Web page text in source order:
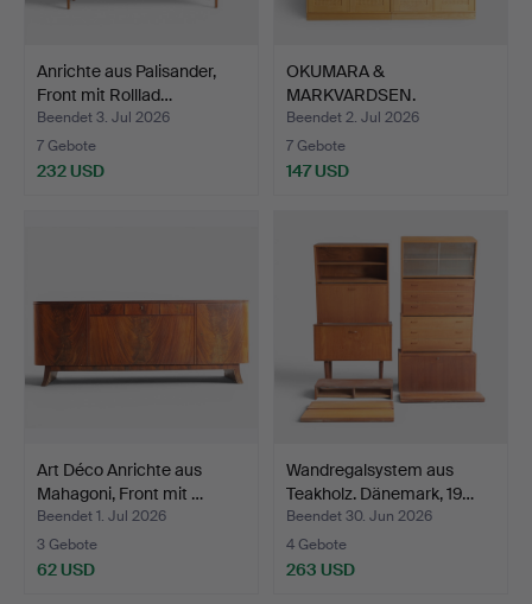
Anrichte aus Palisander,
Front mit Rolllad…
Beendet 3. Jul 2026
7 Gebote
232 USD
OKUMARA &
MARKVARDSEN.
Regalsystem aus Buc…
Beendet 2. Jul 2026
7 Gebote
147 USD
Art Déco Anrichte aus
Mahagoni, Front mit …
Beendet 1. Jul 2026
3 Gebote
62 USD
Wandregalsystem aus
Teakholz. Dänemark, 19…
Beendet 30. Jun 2026
4 Gebote
263 USD